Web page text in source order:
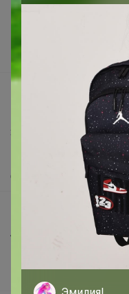
Вакансии
support@24-ok.ru
Написать в поддержку
Защита покупателя
О нас
Все предложения
Анонсы